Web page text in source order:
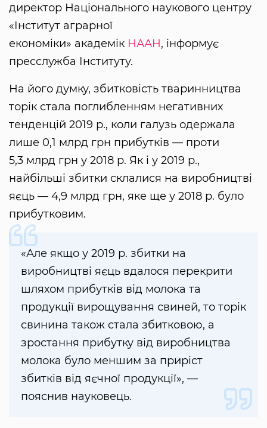
директор Національного наукового центру
«Інститут аграрної
економіки» академік НААН, інформує
пресслужба Інституту.
На його думку, збитковість тваринництва
торік стала поглибленням негативних
тенденцій 2019 р., коли галузь одержала
лише 0,1 млрд грн прибутків — проти
5,3 млрд грн у 2018 р. Як і у 2019 р.,
найбільші збитки склалися на виробництві
яєць — 4,9 млрд грн, яке ще у 2018 р. було
прибутковим.
«Але якщо у 2019 р. збитки на
виробництві яєць вдалося перекрити
шляхом прибутків від молока та
продукції вирощування свиней, то торік
свинина також стала збитковою, а
зростання прибутку від виробництва
молока було меншим за приріст
збитків від яєчної продукції», —
пояснив науковець.